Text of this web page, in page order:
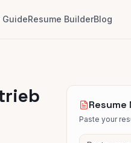
GuideResume BuilderBlog
Paste your